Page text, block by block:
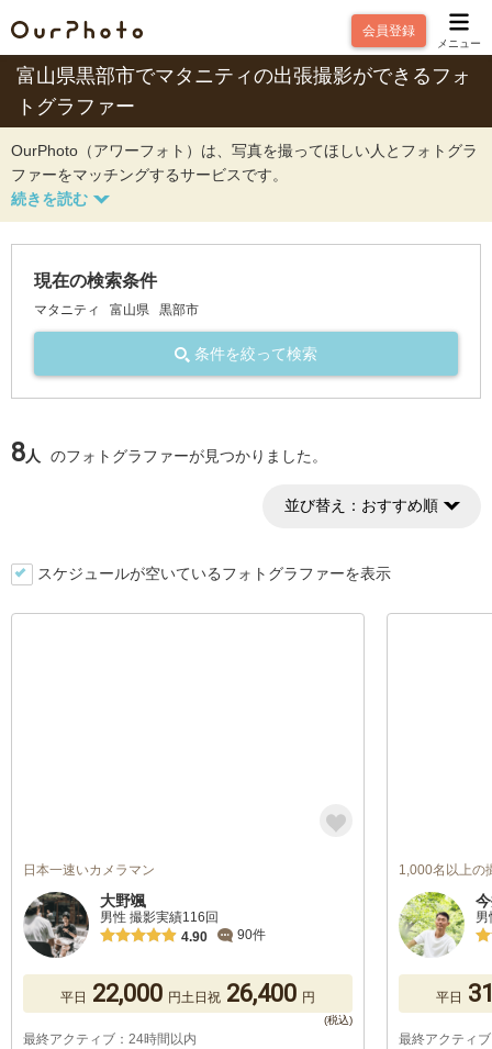
会員登録
メニュー
富山県黒部市でマタニティの出張撮影ができるフォ
トグラファー
OurPhoto（アワーフォト）は、写真を撮ってほしい人とフォトグラ
ファーをマッチングするサービスです。
現在の検索条件
マタニティ 富山県 黒部市
条件を絞って検索
8人 のフォトグラファーが見つかりました。
並び替え： おすすめ順
スケジュールが空いているフォトグラファーを表示
日本一速いカメラマン
大野颯
男性 撮影実績116回
4.90
90件
平日 22,000 円土日祝 26,400 円
最終アクティブ：24時間以内
1,000名以上の
平日
最終アクティ